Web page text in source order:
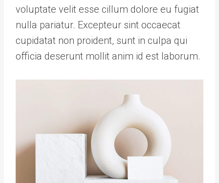
voluptate velit esse cillum dolore eu fugiat
nulla pariatur. Excepteur sint occaecat
cupidatat non proident, sunt in culpa qui
officia deserunt mollit anim id est laborum.